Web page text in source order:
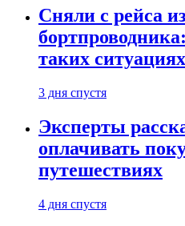
Сняли с рейса
таких ситуациях
3 дня спустя
Эксперты
оплачивать
путешествиях
4 дня спустя